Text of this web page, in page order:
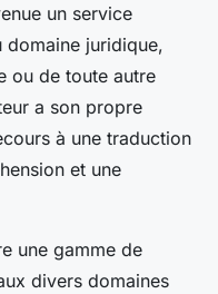
un service
domaine juridique,
ou de toute autre
a son propre
à une traduction
et une
une gamme de
divers domaines